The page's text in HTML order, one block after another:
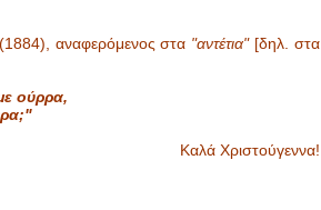
αναφερόμενος στα "αντέτια"[δηλ. στα
ούρρα,
Καλά Χριστούγεννα!